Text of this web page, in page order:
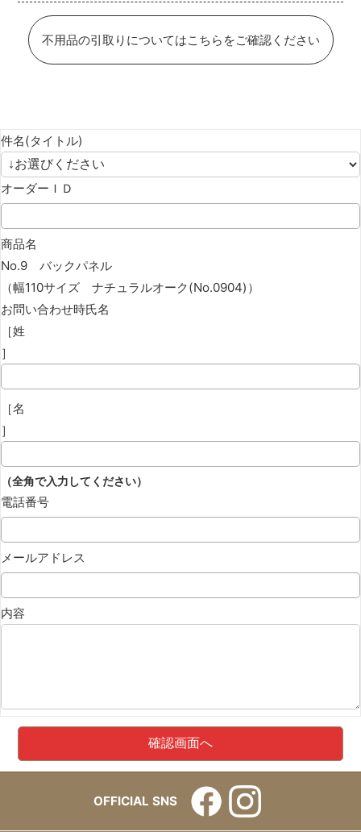
不用品の引取りについてはこちらをご確認ください
件名(タイトル)
オーダーＩＤ
商品名
No.9 バックパネル
（幅110サイズ ナチュラルオーク(No.0904)）
お問い合わせ時氏名
［姓
］
［名
］
（全角で入力してください）
電話番号
メールアドレス
内容
OFFICIAL SNS